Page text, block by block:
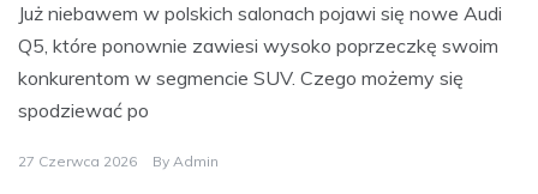
Już niebawem w polskich salonach pojawi się nowe Audi
Q5, które ponownie zawiesi wysoko poprzeczkę swoim
konkurentom w segmencie SUV. Czego możemy się
spodziewać po
27 Czerwca 2026 By Admin